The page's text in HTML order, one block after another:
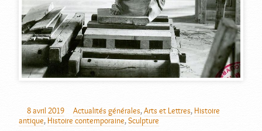
AUTEUR
PUBLIÉ
LE
8 avril 2019 CATÉGORIES
Actualités générales,Arts et Lettres, Histoire
antique, Histoire contemporaine,Sculpture